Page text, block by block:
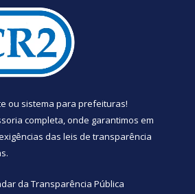
ou sistema para prefeituras!
completa, onde garantimos em
das leis de transparência
da Transparência Pública